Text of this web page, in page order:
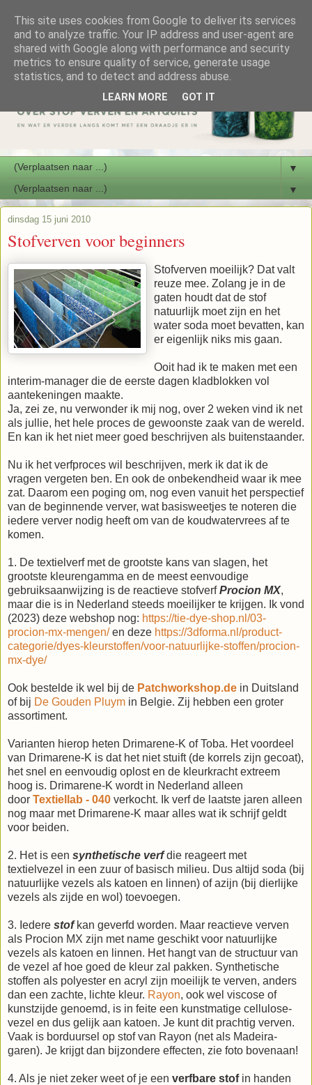
▼
▼
dinsdag 15 juni 2010
Stofverven voor beginners
Stofverven moeilijk? Dat valt
reuze mee. Zolang je in de
gaten houdt dat de stof
natuurlijk moet zijn en het
water soda moet bevatten, kan
er eigenlijk niks mis gaan.
Ooit had ik te maken met een
interim-manager die de eerste dagen kladblokken vol
aantekeningen maakte.
Ja, zei ze, nu verwonder ik mij nog, over 2 weken vind ik net
als jullie, het hele proces de gewoonste zaak van de wereld.
En kan ik het niet meer goed beschrijven als buitenstaander.
Nu ik het verfproces wil beschrijven, merk ik dat ik de
vragen vergeten ben. En ook de onbekendheid waar ik mee
zat. Daarom een poging om, nog even vanuit het perspectief
van de beginnende verver, wat basisweetjes te noteren die
iedere verver nodig heeft om van de koudwatervrees af te
komen.
1. De textielverf met de grootste kans van slagen, het
grootste kleurengamma en de meest eenvoudige
gebruiksaanwijzing is de reactieve stofverfProcion MX,
maar die is in Nederland steeds moeilijker te krijgen. Ik vond
(2023) deze webshop nog: https://tie-dye-shop.nl/03-
procion-mx-mengen/en deze https://3dforma.nl/product-
categorie/dyes-kleurstoffen/voor-natuurlijke-stoffen/procion-
mx-dye/
Ook bestelde ik wel bij de Patchworkshop.de in Duitsland
of bij De Gouden Pluym in Belgie. Zij hebben een groter
assortiment.
Varianten hierop heten Drimarene-K of Toba. Het voordeel
van Drimarene-K is dat het niet stuift (de korrels zijn gecoat),
het snel en eenvoudig oplost en de kleurkracht extreem
hoog is. Drimarene-K wordt in Nederland alleen
door Textiellab - 040 verkocht. Ik verf de laatste jaren alleen
nog maar met Drimarene-K maar alles wat ik schrijf geldt
voor beiden.
2. Het is een synthetische verfdie reageert met
textielvezel in een zuur of basisch milieu. Dus altijd soda (bij
natuurlijke vezels als katoen en linnen) of azijn (bij dierlijke
vezels als zijde en wol) toevoegen.
3. Iedere stof kan geverfd worden. Maar reactieve verven
als Procion MX zijn met name geschikt voor natuurlijke
vezels als katoen en linnen. Het hangt van de structuur van
de vezel af hoe goed de kleur zal pakken. Synthetische
stoffen als polyester en acryl zijn moeilijk te verven, anders
dan een zachte, lichte kleur. Rayon, ook wel viscose of
kunstzijde genoemd, is in feite een kunstmatige cellulose-
vezel en dus gelijk aan katoen. Je kunt dit prachtig verven.
Vaak is borduursel op stof van Rayon (net als Madeira-
garen). Je krijgt dan bijzondere effecten, zie foto bovenaan!
4. Als je niet zeker weet of je een verfbare stof in handen
This site uses cookies from Google to deliver its services
and to analyze traffic. Your IP address and user-agent are
shared with Google along with performance and security
metrics to ensure quality of service, generate usage
statistics, and to detect and address abuse.
LEARN MORE GOT IT